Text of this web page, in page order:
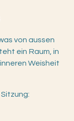
von aussen
ein Raum, in
Weisheit